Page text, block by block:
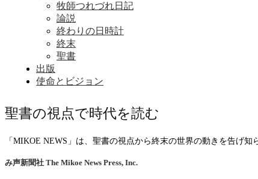
牧師つれづれ日記
論説
終わりの日時計
終末
聖書
出版
使命とビジョン
聖書の視点で時代を読む
「MIKOE NEWS」は、聖書の視点から終末の世界の動きを告げ知
み声新聞社 The Mikoe News Press, Inc.